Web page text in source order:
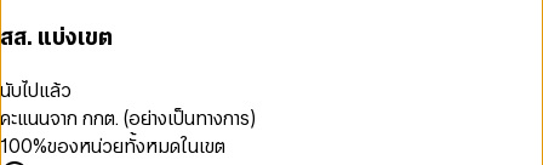
สส. แบ่งเขต
นับไปแล้ว
คะแนนจาก กกต. (อย่างเป็นทางการ)
100%ของหน่วยทั้งหมดในเขต